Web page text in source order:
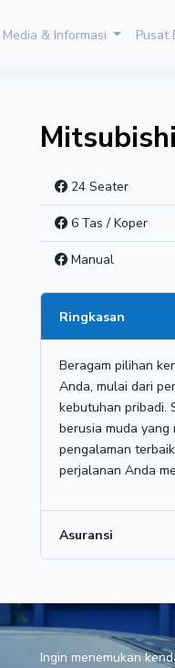
Media & Informasi Pusat
24 Seater
6 Tas / Koper
Manual
Ringkasan
Beragam pilihan
Anda, mulai dari
kebutuhan pribadi.
berusia muda
pengalaman
perjalanan Anda
Asuransi
Ingin menemukan